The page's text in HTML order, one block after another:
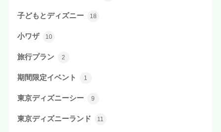
子どもとディズニー 18
小ワザ 10
旅行プラン 2
期間限定イベント 1
東京ディズニーシー 9
東京ディズニーランド 11